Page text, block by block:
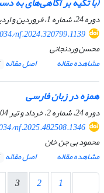
دوره 24، شماره 1، فروردین و اردیبهشت 1404، صفحه
nf.2024.320799.1139
محسن وردنجانی
مشاهده مقاله
اصل مقاله
همزه در زبان فارسی
دوره 24، شماره 2، خرداد و تیر 1404، صفحه
nf.2025.482508.1346
محمود بی جن خان
مشاهده مقاله
اصل مقاله
1
2
3